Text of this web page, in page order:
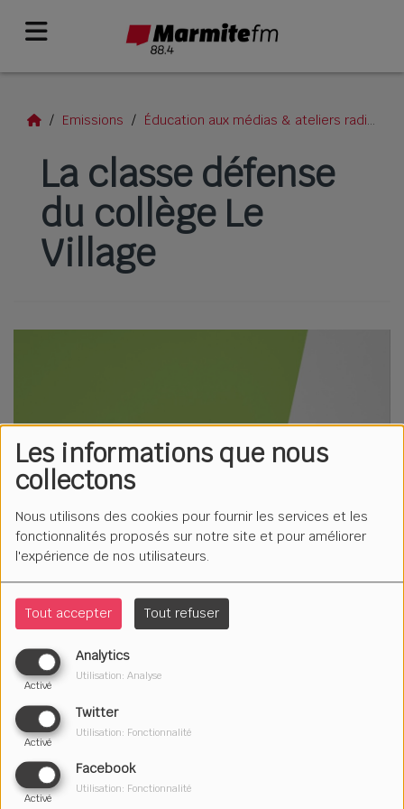
Les informations que nous
collectons
Nous utilisons des cookies pour fournir les services et les
fonctionnalités proposés sur notre site et pour améliorer
l'expérience de nos utilisateurs.
Tout accepter Tout refuser
Analytics
Activé
Utilisation: Analyse
Twitter
Activé
Utilisation: Fonctionnalité
Facebook
Activé
Utilisation: Fonctionnalité
Emissions Éducation aux médias & ateliers radio
La classe défense
du collège Le
Village
Ponctuellement le samedi à 10h.